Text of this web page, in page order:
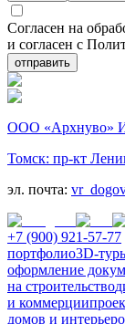
Согласен на
и согласен с
отправить
ООО «Архнуво»
Томск: пр-кт
эл. почта:
+7 (900) 921-57-77
портфолио3D-
оформление
на строительство
и коммерции
домов и